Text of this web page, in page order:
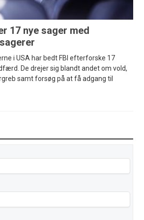
17 nye sager med
i USA har bedt FBI efterforske 17
De drejer sig blandt andet om vold,
samt forsøg på at få adgang til